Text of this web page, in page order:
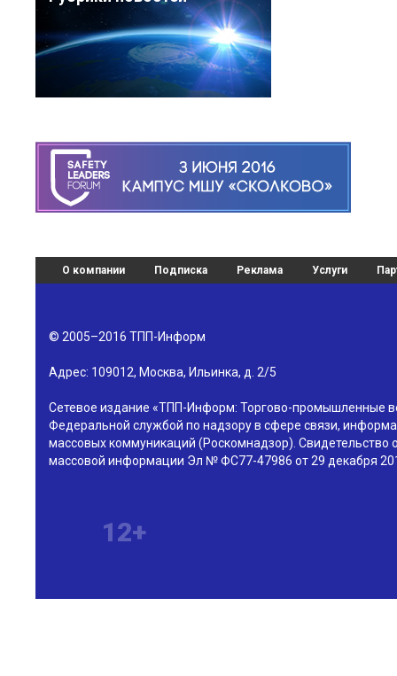
О компании Подписка Реклама Услуги
© 2005–2016 ТПП-Информ
Адрес: 109012, Москва, Ильинка, д. 2/5
Сетевое издание «ТПП-Информ: Торгово-промышленные
Федеральной службой по надзору в сфере связи,
массовых коммуникаций (Роскомнадзор). Свидетельство
массовой информации Эл № ФС77-47986 от 29 декабря
12+